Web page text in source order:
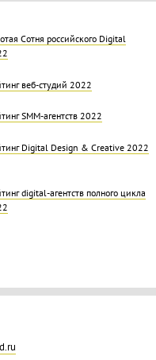
Cотня российского Digital
веб-студий 2022
SMM-агентств 2022
Digital Design & Creative 2022
digital-агентств полного цикла